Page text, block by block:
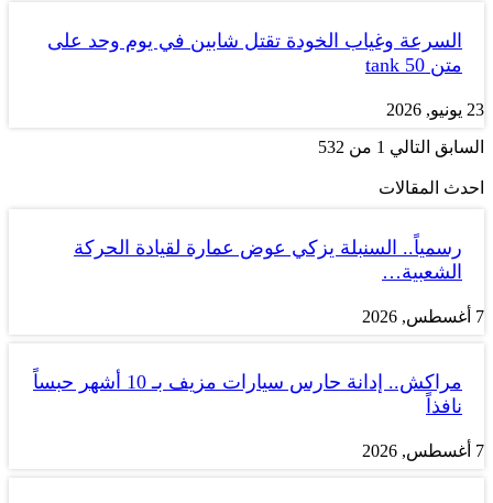
السرعة وغياب الخودة تقتل شابين في يوم وحد على
متن tank 50
23 يونيو, 2026
السابق التالي 1 من 532
احدث المقالات
رسمياً.. السنبلة يزكي عوض عمارة لقيادة الحركة
الشعبية…
7 أغسطس, 2026
مراكش.. إدانة حارس سيارات مزيف بـ 10 أشهر حبساً
نافذاً
7 أغسطس, 2026